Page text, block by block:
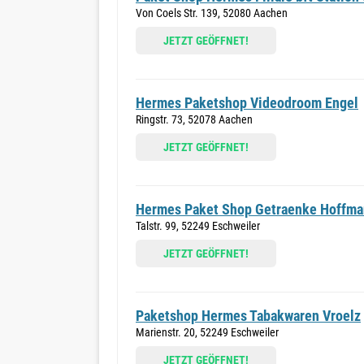
Von Coels Str. 139, 52080 Aachen
JETZT GEÖFFNET!
Hermes Paketshop Videodroom Engel
Ringstr. 73, 52078 Aachen
JETZT GEÖFFNET!
Hermes Paket Shop Getraenke
Talstr. 99, 52249 Eschweiler
JETZT GEÖFFNET!
Paketshop Hermes Tabakwaren Vroelz
Marienstr. 20, 52249 Eschweiler
JETZT GEÖFFNET!